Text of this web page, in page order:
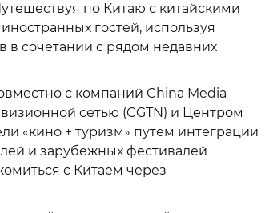
по Китаю с китайскими
гостей, используя
в сочетании с рядом недавних
с компаний China Media
сетью (CGTN) и Центром
«кино + туризм» путем интеграции
и зарубежных фестивалей
с Китаем через